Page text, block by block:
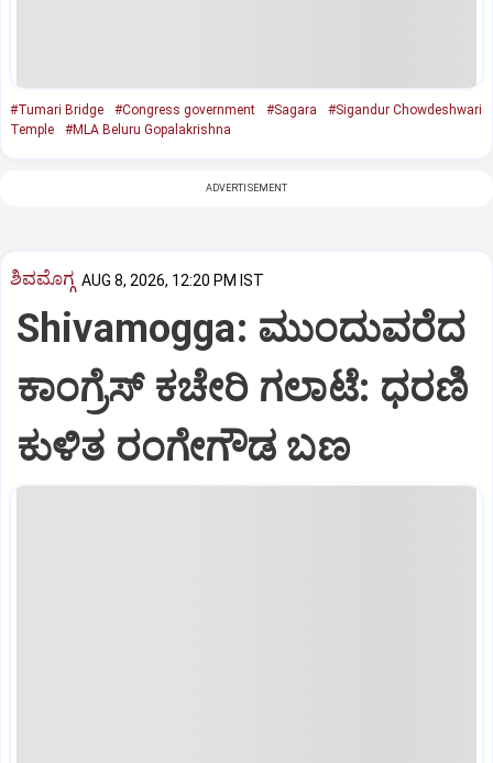
#Tumari Bridge #Congress government #Sagara
#Sigandur Chowdeshwari
Temple
#MLA Beluru Gopalakrishna
ADVERTISEMENT
ಶಿವಮೊಗ್ಗ AUG 8, 2026, 12:20 PM IST
Shivamogga: ಮುಂದುವರೆದ
ಕಾಂಗ್ರೆಸ್ ಕಚೇರಿ ಗಲಾಟೆ: ಧರಣಿ
ಕುಳಿತ ರಂಗೇಗೌಡ ಬಣ